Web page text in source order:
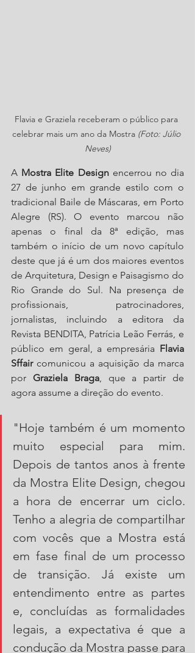
Flavia e Graziela receberam o público para
celebrar mais um ano da Mostra (Foto: Júlio
Neves)
A Mostra Elite Design encerrou no dia
27 de junho em grande estilo com o
tradicional Baile de Máscaras, em Porto
Alegre (RS). O evento marcou não
apenas o final da 8ª edição, mas
também o início de um novo capítulo
deste que já é um dos maiores eventos
de Arquitetura, Design e Paisagismo do
Rio Grande do Sul. Na presença de
profissionais, patrocinadores,
jornalistas, incluindo a editora da
Revista BENDITA, Patrícia Leão Ferrás, e
público em geral, a empresária Flavia
Sffair comunicou a aquisição da marca
por Graziela Braga, que a partir de
agora assume a direção do evento.
"Hoje também é um momento
muito especial para mim.
Depois de tantos anos à frente
da Mostra Elite Design, chegou
a hora de encerrar um ciclo.
Tenho a alegria de compartilhar
com vocês que a Mostra está
em fase final de um processo
de transição. Já existe um
entendimento entre as partes
e, concluídas as formalidades
legais, a expectativa é que a
condução da Mostra passe para